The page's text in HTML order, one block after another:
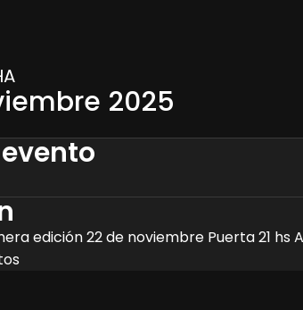
2025
edición 22 de noviembre Puerta 21 hs